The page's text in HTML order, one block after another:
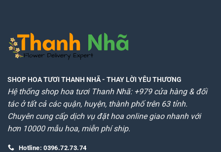
SHOP HOA TƯƠI THANH NHÃ- THAY LỜI YÊU THƯƠNG
Hệ thống shop hoa tươi Thanh Nhã: +979 cửa hàng & đối
tác ở tất cả các quận, huyện, thành phố trên 63 tỉnh.
Chuyên cung cấp dịch vụ đặt hoa online giao nhanh với
hơn 10000 mẫu hoa, miễn phí ship.
Hotline: 0396.72.73.74